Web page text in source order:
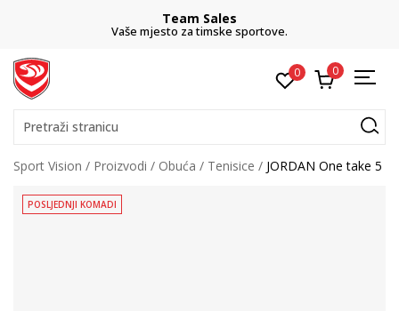
Team Sales
Vaše mjesto za timske sportove.
0 0
Pretraži stranicu
Sport Vision Proizvodi Obuća Tenisice JORDAN One take 5
POSLJEDNJI KOMADI